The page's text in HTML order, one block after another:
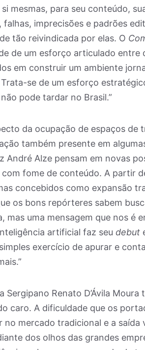
mesmas, para seu conteúdo,
falhas, imprecisões e padrões
tão reivindicada por elas. O
de um esforço articulado
em construir um ambiente
se de um esforço
pode tardar no Brasil.”
da ocupação de espaços de
também presente em
André Alze pensam em novas
com fome de conteúdo. A partir
concebidos como expansão
os bons repórteres sabem
mas uma mensagem que nos é
artificial faz seu debut
exercício de apurar e
Sergipano Renato D’Ávila
caro. A dificuldade que os
no mercado tradicional e a saída
dos olhos das grandes